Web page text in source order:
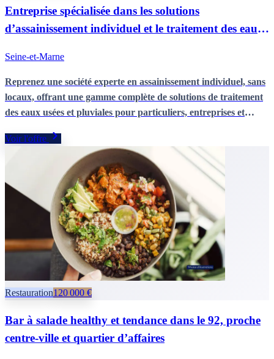
Entreprise spécialisée dans les solutions
d’assainissement individuel et le traitement des eaux
Seine-et-Marne
Reprenez une société experte en assainissement individuel, sans
locaux, offrant une gamme complète de solutions de traitement
des eaux usées et pluviales pour particuliers, entreprises et
ans, avec des prestations de vente, mise en service et entretien,
idéale pour un repreneur souhaitant s’implanter ou se
développer sur un marché porteur à forte récurrence.
Voir l'offre
Restauration120 000 €
Bar à salade healthy et tendance dans le 92, proche
centre-ville et quartier d’affaires